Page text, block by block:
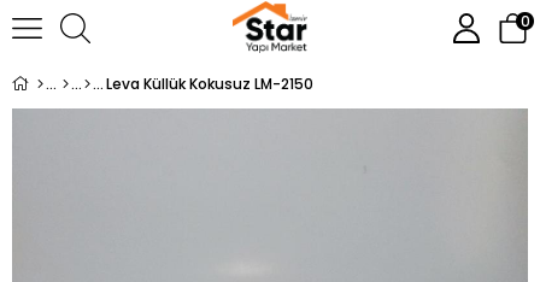
0
Leva Küllük Kokusuz LM-2150